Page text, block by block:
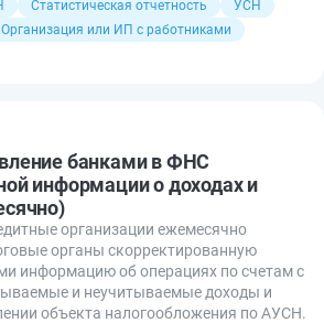
Статистическая отчетность
УСН
Организация или ИП с работниками
банками в ФНС
информации о доходах и
организации ежемесячно
органы скорректированную
информацию об операциях по счетам с
и неучитываемые доходы и
объекта налогообложения по АУСН.